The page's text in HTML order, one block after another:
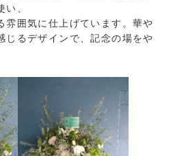
、
雰囲気に仕上げています。華や
じるデザインで、記念の場をや